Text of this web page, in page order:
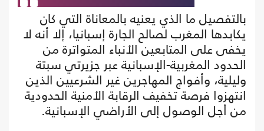
بالتفصيل ما الذي يعنيه بالمعاناة التي كان
يكابدها المغرب لصالح الجارة إسبانيا، إلا أنه لا
يخفى على المتابعين الأنباء المتواترة من
الحدود المغربية-الإسبانية عبر جزيرتي سبتة
وليلية، وأفواج المهاجرين غير الشرعيين الذين
انتهزوا فرصة تخفيف الرقابة الأمنية الحدودية
من أجل الوصول إلى الأراضي الإسبانية.